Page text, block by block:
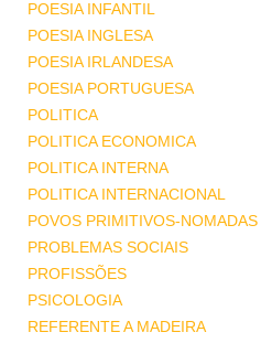
POESIA INFANTIL
POESIA INGLESA
POESIA IRLANDESA
POESIA PORTUGUESA
POLITICA
POLITICA ECONOMICA
POLITICA INTERNA
POLITICA INTERNACIONAL
POVOS PRIMITIVOS-NOMADAS
PROBLEMAS SOCIAIS
PROFISSÕES
PSICOLOGIA
REFERENTE A MADEIRA